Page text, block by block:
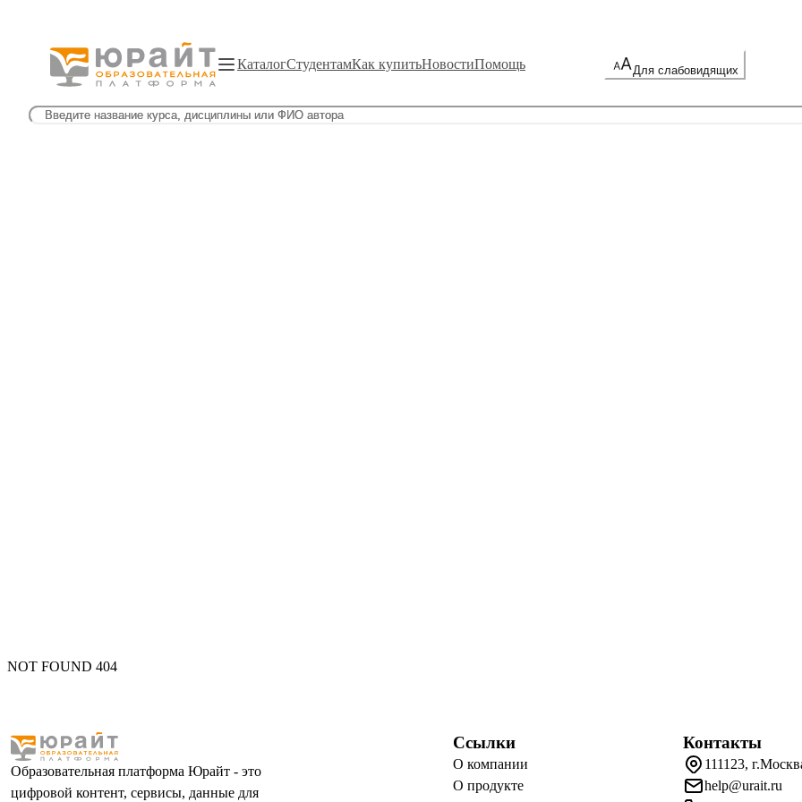
КаталогСтудентамКак купитьНовостиПомощь Для слабовидящих
NOT FOUND 404
Образовательная платформа Юрайт - это
цифровой контент, сервисы, данные для
Ссылки
О компании
О продукте
Контакты
111123,
help@urait.ru